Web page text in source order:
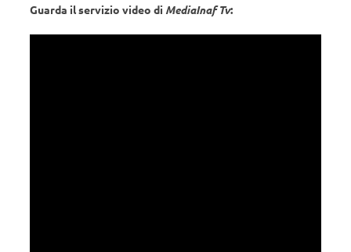
Guarda il servizio video di MediaInaf Tv: